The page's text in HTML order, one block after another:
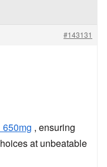
#143131
, ensuring
at unbeatable